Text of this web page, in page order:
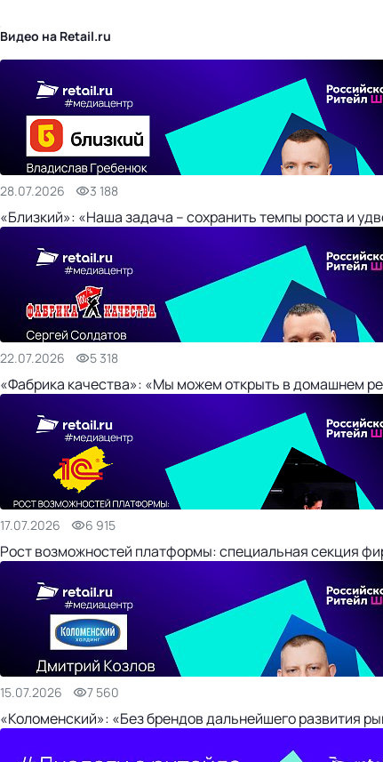
Видео на Retail.ru
28.07.2026 3 188
«Близкий»: «Наша задача – сохранить темпы роста и
22.07.2026 5 318
«Фабрика качества»: «Мы можем открыть в домашнем
17.07.2026 6 915
Рост возможностей платформы: специальная секция
15.07.2026 7 560
«Коломенский»: «Без брендов дальнейшего развития